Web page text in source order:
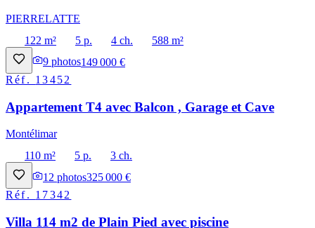
PIERRELATTE
122 m²
5 p. 4 ch.
588 m²
9 photos149 000 €
Réf. 13452
Appartement T4 avec Balcon , Garage et Cave
Montélimar
110 m²
5 p.
3 ch.
12 photos325 000 €
Réf. 17342
Villa 114 m2 de Plain Pied avec piscine